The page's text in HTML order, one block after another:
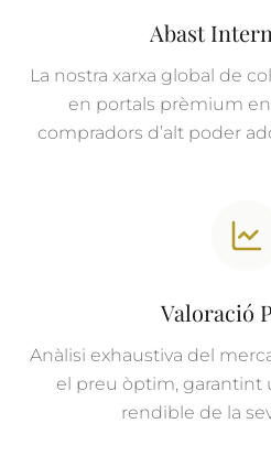
Abast
La nostra xarxa global de
en portals prèmium
compradors d’alt poder
Valoració
Anàlisi exhaustiva del
el preu òptim, garantint
rendible de la